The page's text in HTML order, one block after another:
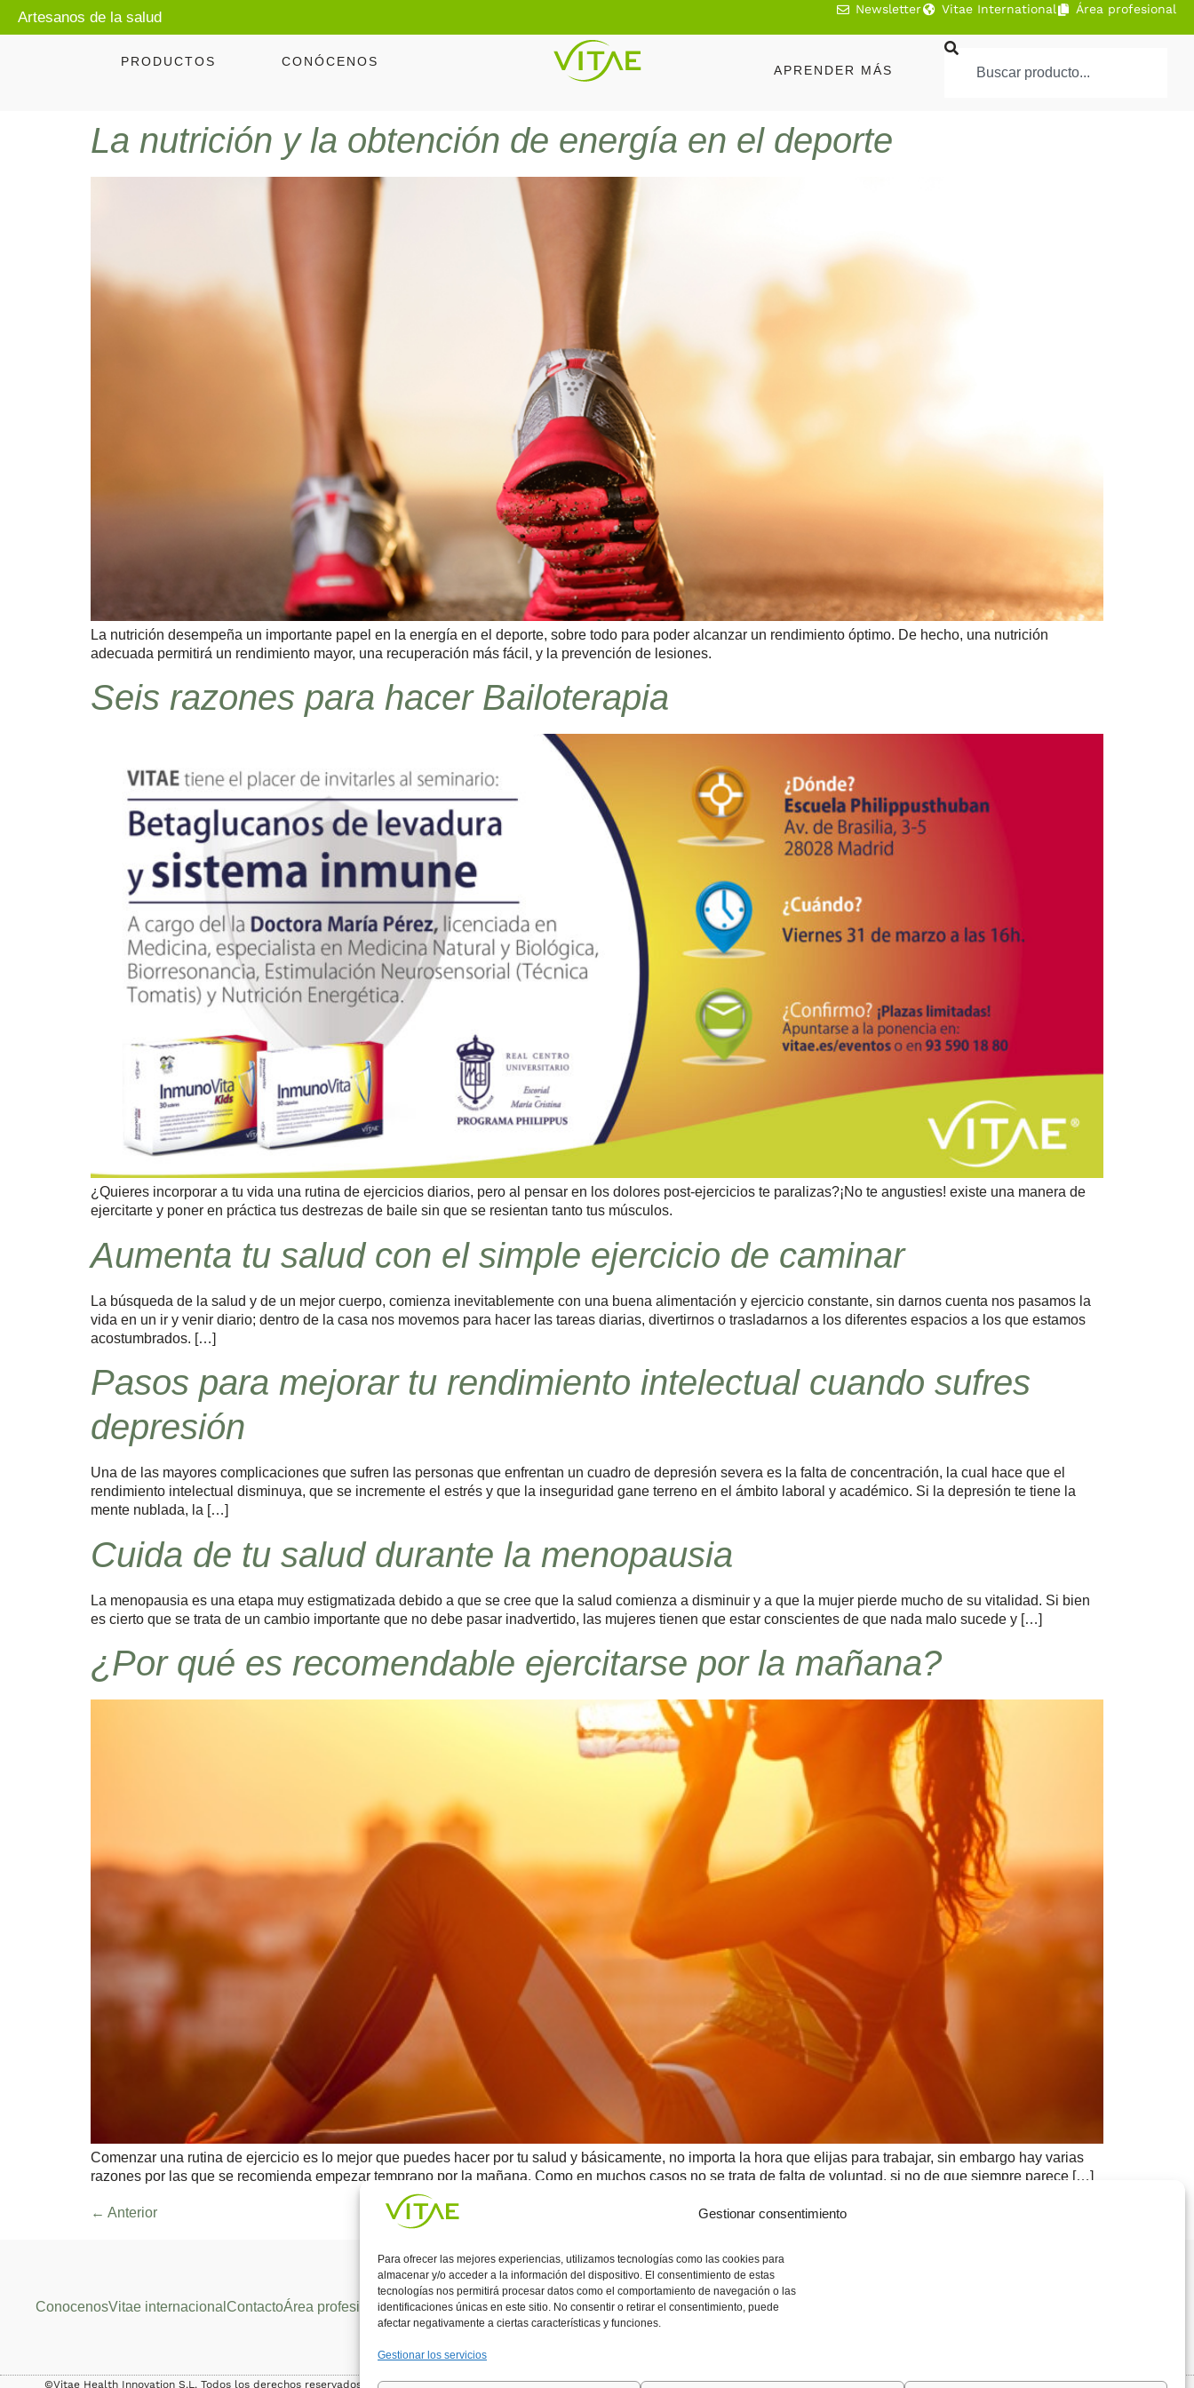
Gestionar consentimiento
Para ofrecer las mejores experiencias, utilizamos tecnologías como las cookies para
almacenar y/o acceder a la información del dispositivo. El consentimiento de estas
tecnologías nos permitirá procesar datos como el comportamiento de navegación o las
identificaciones únicas en este sitio. No consentir o retirar el consentimiento, puede
afectar negativamente a ciertas características y funciones.
Gestionar los servicios
Artesanos de la salud Newsletter Vitae International Área profesional
PRODUCTOS CONÓCENOS
APRENDER MÁS
La nutrición y la obtención de energía en el deporte
La nutrición desempeña un importante papel en la energía en el deporte, sobre todo para poder alcanzar un rendimiento óptimo. De hecho, una nutrición
adecuada permitirá un rendimiento mayor, una recuperación más fácil, y la prevención de lesiones.
Seis razones para hacer Bailoterapia
¿Quieres incorporar a tu vida una rutina de ejercicios diarios, pero al pensar en los dolores post-ejercicios te paralizas?¡No te angusties! existe una manera de
ejercitarte y poner en práctica tus destrezas de baile sin que se resientan tanto tus músculos.
Aumenta tu salud con el simple ejercicio de caminar
La búsqueda de la salud y de un mejor cuerpo, comienza inevitablemente con una buena alimentación y ejercicio constante, sin darnos cuenta nos pasamos la
vida en un ir y venir diario; dentro de la casa nos movemos para hacer las tareas diarias, divertirnos o trasladarnos a los diferentes espacios a los que estamos
acostumbrados. […]
Pasos para mejorar tu rendimiento intelectual cuando sufres
depresión
Una de las mayores complicaciones que sufren las personas que enfrentan un cuadro de depresión severa es la falta de concentración, la cual hace que el
rendimiento intelectual disminuya, que se incremente el estrés y que la inseguridad gane terreno en el ámbito laboral y académico. Si la depresión te tiene la
mente nublada, la […]
Cuida de tu salud durante la menopausia
La menopausia es una etapa muy estigmatizada debido a que se cree que la salud comienza a disminuir y a que la mujer pierde mucho de su vitalidad. Si bien
es cierto que se trata de un cambio importante que no debe pasar inadvertido, las mujeres tienen que estar conscientes de que nada malo sucede y […]
¿Por qué es recomendable ejercitarse por la mañana?
Comenzar una rutina de ejercicio es lo mejor que puedes hacer por tu salud y básicamente, no importa la hora que elijas para trabajar, sin embargo hay varias
razones por las que se recomienda empezar temprano por la mañana. Como en muchos casos no se trata de falta de voluntad, si no de que siempre parece […]
← Anterior
ConocenosVitae internacional ContactoÁrea profesional
©Vitae Health Innovation S.L. Todos los derechos reservados.